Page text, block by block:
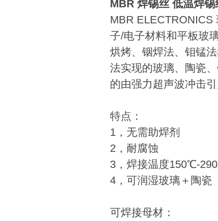
MBR 焊锡丝 低温焊
MBR ELECTRONICS
子/电子材料和平板玻
烘烤、铟焊法、钼锰
法实现的玻璃、陶瓷
的由强力超声波冲击
特点：
1，无需助焊剂
2，耐腐蚀
3，焊接温度150℃-
4，可润湿玻璃＋陶瓷
可焊接母材：